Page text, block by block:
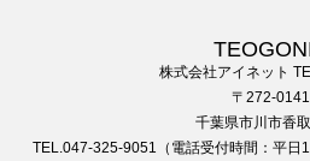
株式会社アイネット
〒272-0141
千葉県市川市香
TEL.047-325-9051（電話受付時間：平日